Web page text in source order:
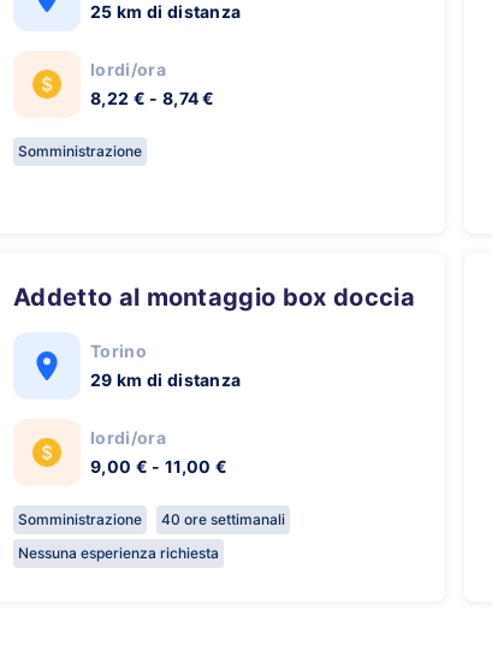
25 km di distanza
lordi/ora
8,22 € - 8,74 €
Somministrazione
Addetto al montaggio box doccia
Torino
29 km di distanza
lordi/ora
9,00 € - 11,00 €
Somministrazione
40 ore settimanali
Nessuna esperienza richiesta